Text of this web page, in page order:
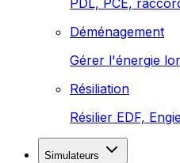
PDL, PCE,
Déménagement
Gérer l'énergie
Résiliation
Résilier EDF,
Simulateurs